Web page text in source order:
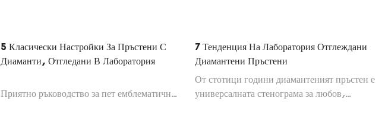
5 Класически Настройки За Пръстени С
Диаманти, Отгледани В Лаборатория
Приятно ръководство за пет емблематични
7 Тенденция На Лаборатория Отглеждани
Диамантени Пръстени
От стотици години диамантеният пръстен е
универсалната стенограма за любов,